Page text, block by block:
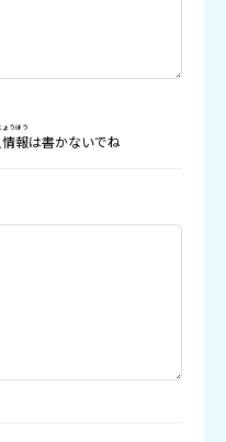
報
ょうほう
は書かないでね